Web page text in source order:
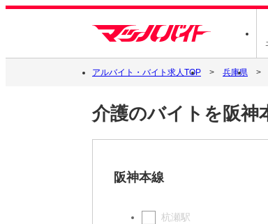
アルバイト・バイト求人TOP 兵庫県
介護のバイトを阪神
阪神本線
杭瀬駅